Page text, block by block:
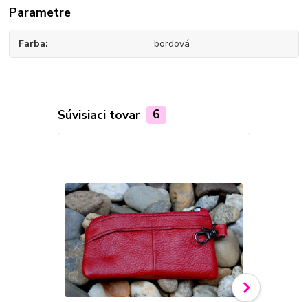
Parametre
Farba bordová
Súvisiaci tovar 6